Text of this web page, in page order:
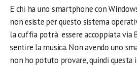
E chi ha uno smartphone con
non esiste per questo sistema
la cuffia potrà essere accoppiata via
sentire la musica. Non avendo uno
non ho potuto provare, quindi questa